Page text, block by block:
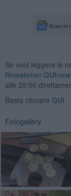
Se vuoi leggere le
Newsletter
alle 20:00
Basta cliccare QUI
Fotogallery